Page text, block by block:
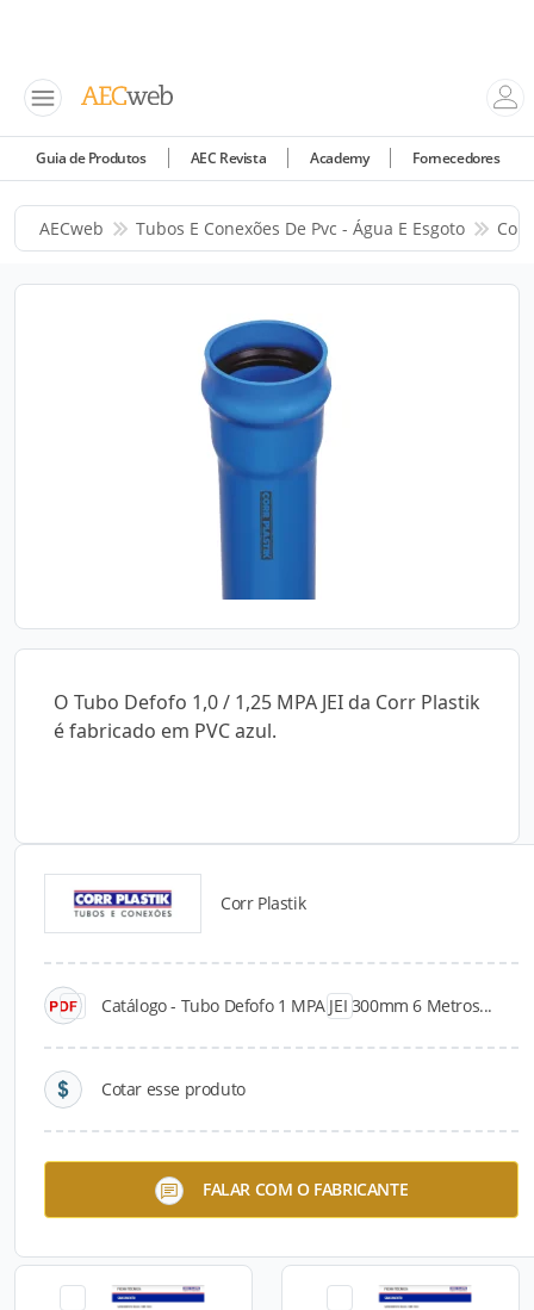
Guia de Produtos AEC Revista Academy Fornecedores
AECweb Tubos E Conexões De Pvc - Água E Esgoto
O Tubo Defofo 1,0 / 1,25 MPA JEI da Corr Plastik
é fabricado em PVC azul.
Corr Plastik
Catálogo - Tubo Defofo 1 MPA JEI 300mm 6 Metros...
Cotar esse produto
FALAR COM O FABRICANTE
Catálogos para Download
Tubo de Esgoto 1MPA
Pressurizado JEI 500mm 6
Metros Corr Plastik
Pressurizado JEI 600mm 6
Metros Corr Plastik